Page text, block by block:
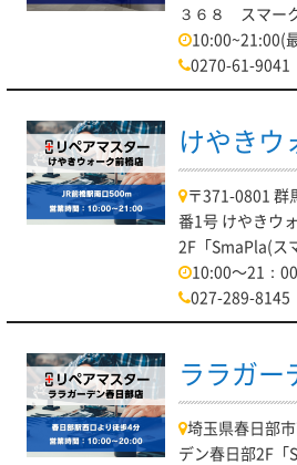
もし、店舗がわからない場合はお気軽
最後になりますが、本日もお客様のご
３６８ スマー
10:00~21:00(
0270-61-9041
けやきウ
〒371-0801 群
番1号 けやきウ
2F「SmaPla(ス
10:00～21：00
027-289-8145
ララガー
埼玉県春日部
デン春日部2F「